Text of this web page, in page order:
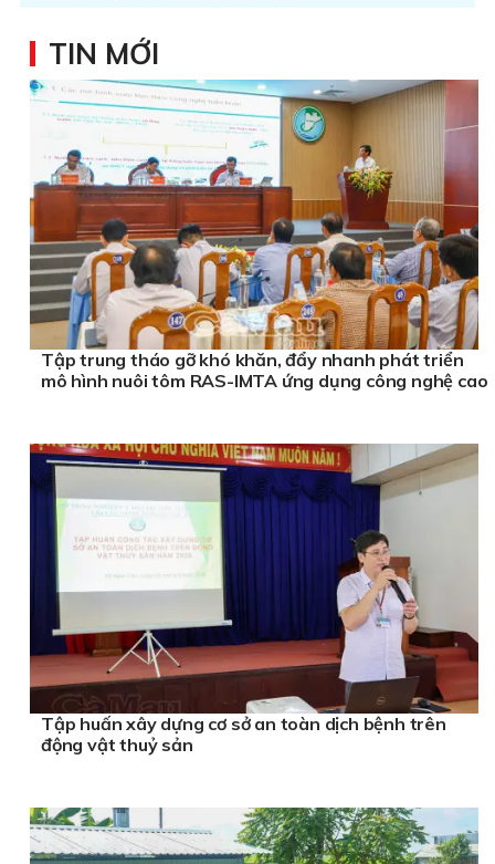
TIN MỚI
Tập trung tháo gỡ khó khăn, đẩy nhanh phát triển
mô hình nuôi tôm RAS-IMTA ứng dụng công nghệ cao
Tập huấn xây dựng cơ sở an toàn dịch bệnh trên
động vật thuỷ sản